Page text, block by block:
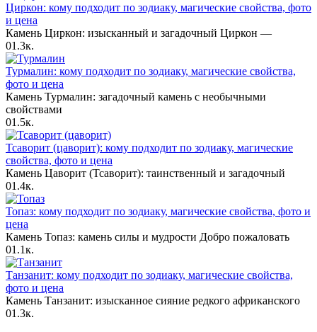
Циркон: кому подходит по зодиаку, магические свойства, фото
и цена
Камень Циркон: изысканный и загадочный Циркон —
01.3к.
Турмалин: кому подходит по зодиаку, магические свойства,
фото и цена
Камень Турмалин: загадочный камень с необычными
свойствами
01.5к.
Тсаворит (цаворит): кому подходит по зодиаку, магические
свойства, фото и цена
Камень Цаворит (Тсаворит): таинственный и загадочный
01.4к.
Топаз: кому подходит по зодиаку, магические свойства, фото и
цена
Камень Топаз: камень силы и мудрости Добро пожаловать
01.1к.
Танзанит: кому подходит по зодиаку, магические свойства,
фото и цена
Камень Танзанит: изысканное сияние редкого африканского
01.3к.